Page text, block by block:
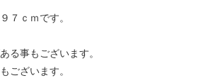
７ｃｍです。
る事もございます。
ございます。